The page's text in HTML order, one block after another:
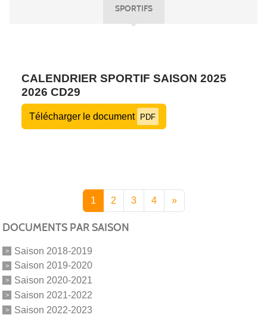
SPORTIFS
CALENDRIER SPORTIF SAISON 2025
2026 CD29
Télécharger le document PDF
1 2 3 4 »
DOCUMENTS PAR SAISON
Saison 2018-2019
Saison 2019-2020
Saison 2020-2021
Saison 2021-2022
Saison 2022-2023